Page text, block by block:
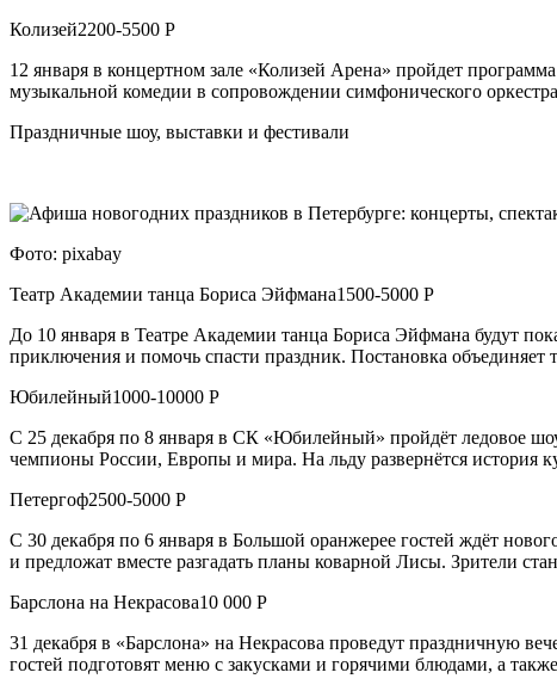
Колизей2200-5500 Р
12 января в концертном зале «Колизей Арена» пройдет
музыкальной комедии в сопровождении симфонического
Праздничные шоу, выставки и фестивали
Фото: pixabay
Театр Академии танца Бориса Эйфмана1500-5000 Р
До 10 января в Театре Академии танца Бориса Эйфмана будут
приключения и помочь спасти праздник. Постановка
Юбилейный1000-10000 Р
С 25 декабря по 8 января в СК «Юбилейный» пройдёт ледовое
чемпионы России, Европы и мира. На льду развернётся
Петергоф2500-5000 Р
С 30 декабря по 6 января в Большой оранжерее гостей ждёт
и предложат вместе разгадать планы коварной Лисы. Зрители
Барслона на Некрасова10 000 Р
31 декабря в «Барслона» на Некрасова проведут праздничную
гостей подготовят меню с закусками и горячими блюдами, а